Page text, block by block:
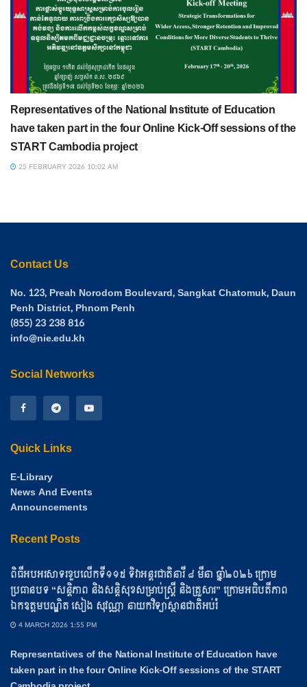
Representatives of the National Institute of Education
have taken part in the four Online Kick-Off sessions of the
START Cambodia project
25 FEBRUARY 2026 10:02 AM
Contact Us
No. 123, Preah Norodom Boulevard, Sangkat Chatomuk, Daun
Penh District, Phnom Penh
(855) 23 238 816
info@nie.edu.kh
Social Networks
Quick Links
E-Library
News And Events
Announcements
Recent Posts
ពិធីអបអរសាទរខួបលើកទី១១៥ ទិវាអន្តរជាតិនារី ៨ មីនា ឆ្នាំ២០២៦ ក្រោម
ប្រធានបទ “សន្តិភាព និងសន្តិសុខសម្រាប់ស្ត្រី និងគ្រួសារ” ក្រោមអធិបតីភាព
ឯកឧត្តមបណ្ឌិត សៀង សុវណ្ណា នាយកវិទ្យាស្ថានជាតិអប់រំ
4 MARCH 2026 1:55 PM
Representatives of the National Institute of Education have
taken part in the four Online Kick-Off sessions of the START